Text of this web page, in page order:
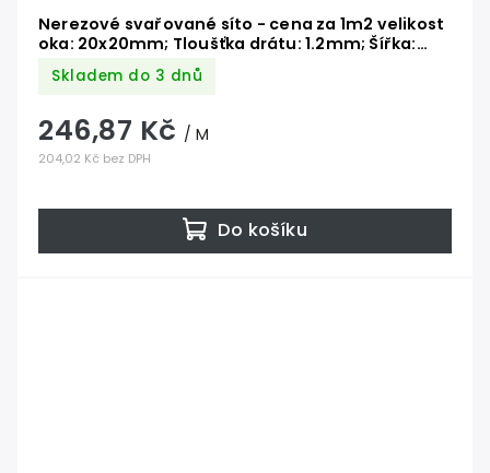
Nerezové svařované síto - cena za 1m2 velikost
oka: 20x20mm; Tloušťka drátu: 1.2mm; Šířka:
1000mm; Materiál: AISI304, max. délka 30 metrů
Skladem do 3 dnů
204,02 Kč bez DPH
246,87 Kč / M
Do košíku